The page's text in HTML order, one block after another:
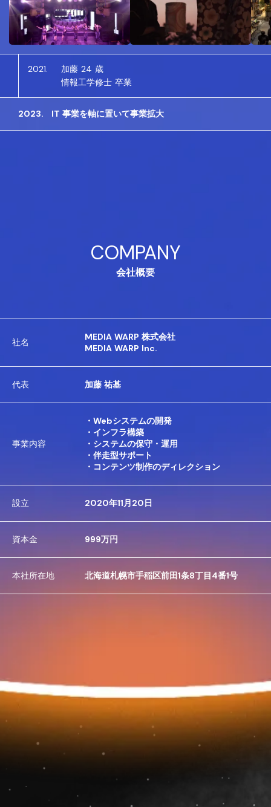
2021.
加藤 24 歳
情報工学修士 卒業
2023. IT 事業を軸に置いて事業拡大
COMPANY
会社概要
社名
MEDIA WARP 株式会社
MEDIA WARP Inc.
代表 加藤 祐基
事業内容
・Webシステムの開発
・インフラ構築
・システムの保守・運用
・伴走型サポート
・コンテンツ制作のディレクション
設立 2020年11月20日
資本金 999万円
本社所在地 北海道札幌市手稲区前田1条8丁目4番1号